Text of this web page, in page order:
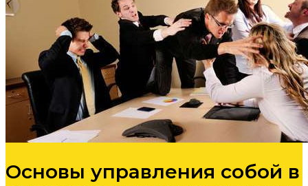
Основы управления собой в